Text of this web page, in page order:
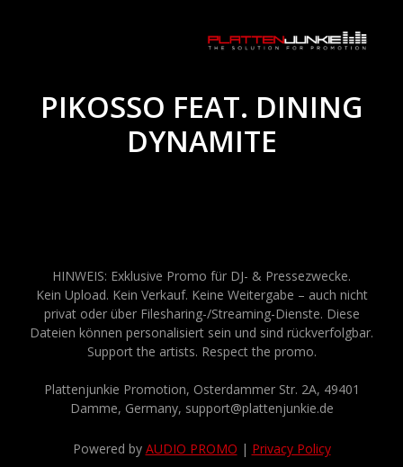
PIKOSSO FEAT. DINING
DYNAMITE
HINWEIS: Exklusive Promo für DJ- & Pressezwecke.
Kein Upload. Kein Verkauf. Keine Weitergabe – auch nicht
privat oder über Filesharing-/Streaming-Dienste. Diese
Dateien können personalisiert sein und sind rückverfolgbar.
Support the artists. Respect the promo.
Plattenjunkie Promotion, Osterdammer Str. 2A, 49401
Damme, Germany, support@plattenjunkie.de
Powered by AUDIO PROMO | Privacy Policy